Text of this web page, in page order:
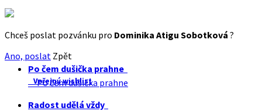
Chceš poslat pozvánku pro Dominika Atigu Sobotková ?
Ano, poslat Zpět
Po čem dušička prahne
Veřejný wishlist
Po čem dušička prahne
Radost udělá vždy